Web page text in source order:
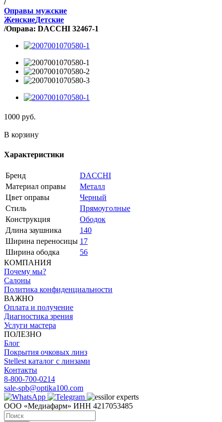
/
Оправы мужские
ЖенскиеДетские
/Оправа: DACCHI 32467-1
1000 руб.
В корзину
Характеристики
Бренд
DACCHI
Материал оправы
Металл
Цвет оправы
Черный
Стиль
Прямоуголные
Конструкция
Ободок
Длина заушника
140
Ширина переносицы 17
Ширина ободка
56
КОМПАНИЯ
Почему мы?
Салоны
Политика конфиденциальности
ВАЖНО
Оплата и получение
Диагностика зрения
Услуги мастера
ПОЛЕЗНО
Блог
Покрытия очковых линз
Stellest каталог с линзами
Контакты
8-800-700-0214
sale-spb@optika100.com
ООО «Медиафарм» ИНН 4217053485